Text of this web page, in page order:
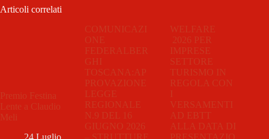
Articoli correlati
Premio Festina
Lente a Claudio
Meli
24 Luglio
COMUNICAZI
ONE
FEDERALBER
GHI
TOSCANA:AP
PROVAZIONE
LEGGE
REGIONALE
N.9 DEL 16
GIUGNO 2026
– STRUTTURE
WELFARE
2026 PER
IMPRESE
SETTORE
TURISMO IN
REGOLA CON
I
VERSAMENTI
AD EBTT
ALLA DATA DI
PRESENTAZIO